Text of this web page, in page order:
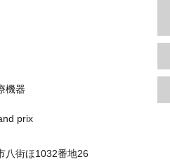
機器
prix
八街ほ1032番地26